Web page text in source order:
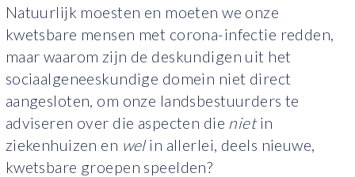
Natuurlijk moesten en moeten we onze
kwetsbare mensen met corona-infectie redden,
maar waarom zijn de deskundigen uit het
sociaalgeneeskundige domein niet direct
aangesloten, om onze landsbestuurders te
adviseren over die aspecten die nietin
ziekenhuizen en welin allerlei, deels nieuwe,
kwetsbare groepen speelden?